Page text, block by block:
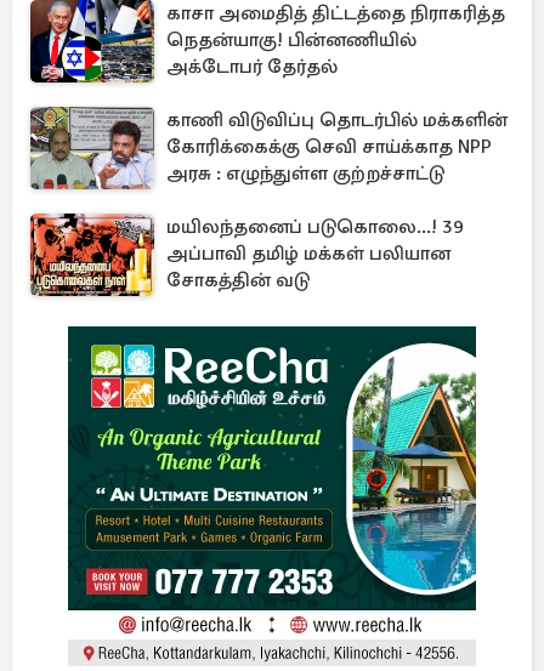
காசா அமைதித் திட்டத்தை நிராகரித்த
நெதன்யாகு! பின்னணியில்
அக்டோபர் தேர்தல்
காணி விடுவிப்பு தொடர்பில் மக்களின்
கோரிக்கைக்கு செவி சாய்க்காத NPP
அரசு : எழுந்துள்ள குற்றச்சாட்டு
மயிலந்தனைப் படுகொலை...! 39
அப்பாவி தமிழ் மக்கள் பலியான
சோகத்தின் வடு